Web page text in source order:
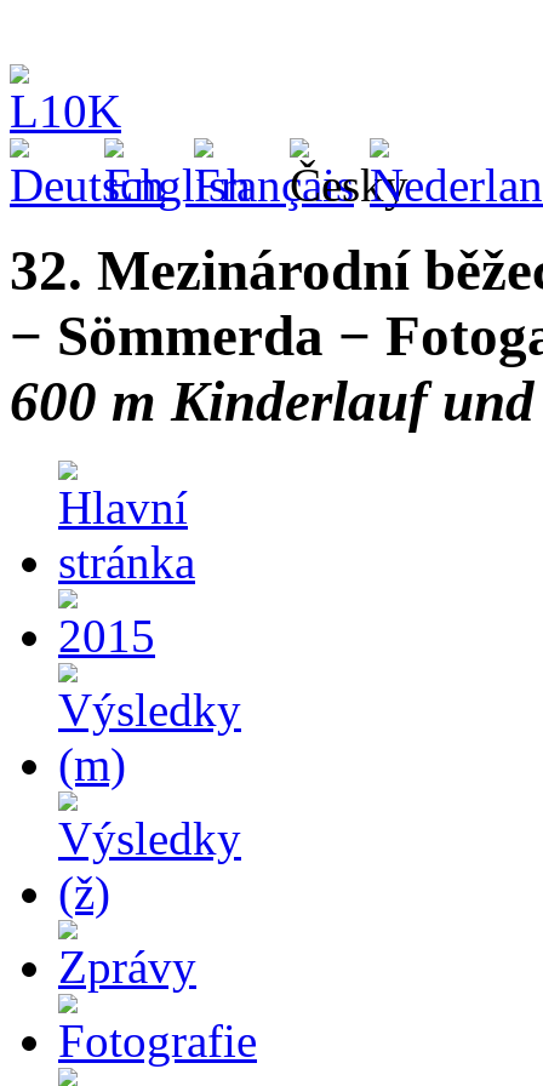
32. Mezinárodní
− Sömmerda −
600 m Kinderlauf